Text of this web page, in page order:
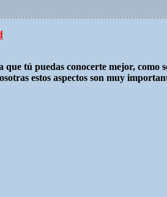
que tú puedas conocerte mejor, como
estos aspectos son muy